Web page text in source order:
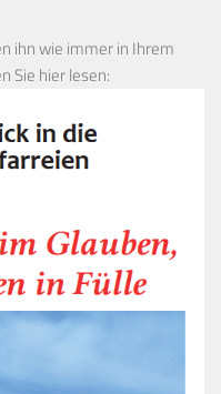
ihn wie immer in Ihrem
Sie hier lesen: